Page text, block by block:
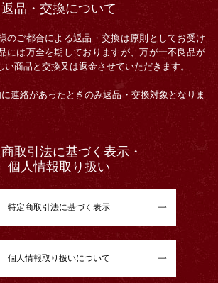
返品・交換について
のご都合による返品・交換は原則としてお受け
には万全を期しておりますが、万が一不良品が
商品と交換又は返金させていただきます。
連絡があったときのみ返品・交換対象となりま
取引法に基づく表示・
個人情報取り扱い
特定商取引法に基づく表示
個人情報取り扱いについて